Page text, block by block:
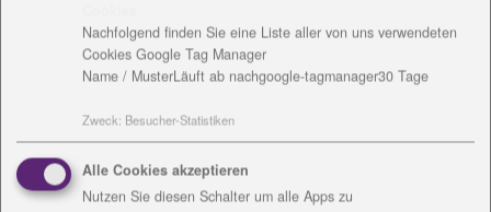
sophienhaus@diakonie-wl.de
Download:vCard
Nachfolgend finden Sie eine Liste aller von uns verwendeten
Cookies Google Tag Manager
Name / MusterLäuft ab nachgoogle-tagmanager30 Tage
Zweck: Besucher-Statistiken
Alle Cookies akzeptieren
Nutzen Sie diesen Schalter um alle Apps zu